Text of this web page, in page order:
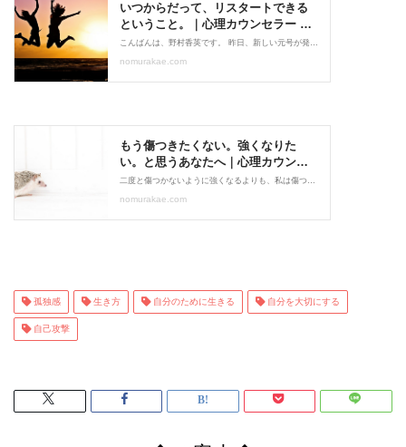
孤独感 生き方 自分のために生きる 自分を大切にする
自己攻撃